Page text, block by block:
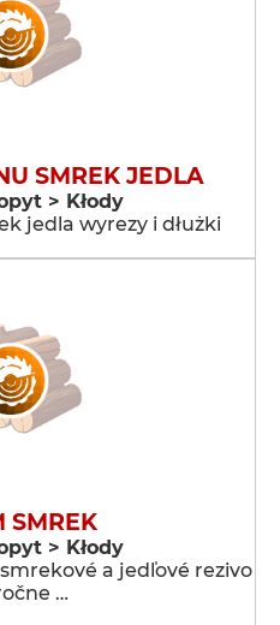
SMREK JEDLA
> Kłody
jedla wyrezy i dłużki
SMREK
> Kłody
a jedľové rezivo
…